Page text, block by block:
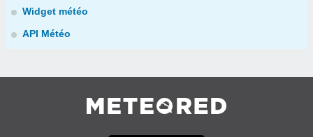
Widget météo
API Météo